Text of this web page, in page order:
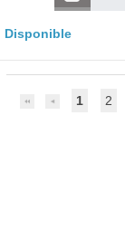
Disponible
1 2